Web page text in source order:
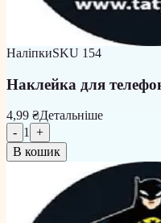
НаліпкиSKU 154
Наклейка для
4,99 ₴Детальніше
- 1
+
В кошик